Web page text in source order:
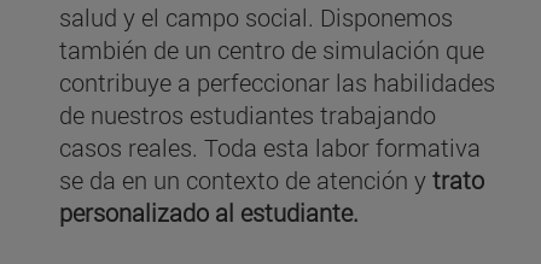
salud y el campo social. Disponemos
también de un centro de simulación que
contribuye a perfeccionar las habilidades
de nuestros estudiantes trabajando
casos reales. Toda esta labor formativa
se da en un contexto de atención ytrato
personalizado al estudiante.